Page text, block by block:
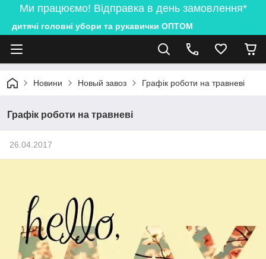
Ми працюємо! Відправка в день замовлення*
дитячі головні убори та рукавички ОПТОМ
Новини Новый завоз Графік роботи на травневі
Графік роботи на травневі
26.04.2017